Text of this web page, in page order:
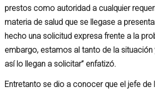
prestos como autoridad a cualquier
materia de salud que se llegase a
hecho una solicitud expresa frente a la
embargo, estamos al tanto de la
así lo llegan a solicitar” enfatizó.
Entretanto se dio a conocer que el jefe de